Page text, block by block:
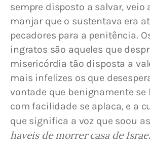
sempre disposto a salvar, veio
manjar que o sustentava era
pecadores para a penitência.
ingratos são aqueles que
misericórdia tão disposta a
mais infelizes os que
vontade que benignamente se
com facilidade se aplaca, e a
que significa a voz que soou
haveis de morrer casa de